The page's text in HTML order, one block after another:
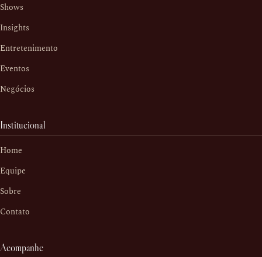
Shows
Insights
Entretenimento
Eventos
Negócios
Institucional
Home
Equipe
Sobre
Contato
Acompanhe